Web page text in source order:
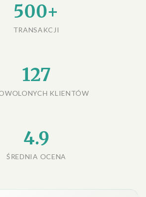
500+
TRANSAKCJI
127
KLIENTÓW
4.9
ŚREDNIA OCENA